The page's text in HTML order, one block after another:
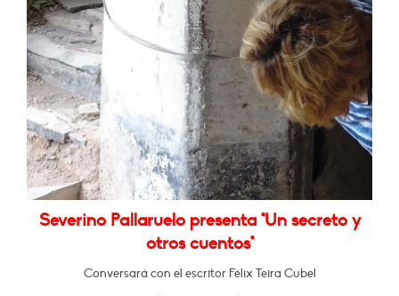
Severino Pallaruelo presenta "Un secreto y
otros cuentos"
Conversará con el escritor Félix Teira Cubel